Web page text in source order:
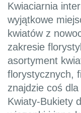
Kwiaciarnia
wyjątkowe
kwiatów z
zakresie
asortyment
florystycznych,
znajdzie coś
Kwiaty-Bukiety